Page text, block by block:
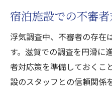
宿泊施設での不審
浮気調査中、不審者の存在
す。滋賀での調査を円滑に
者対応策を準備しておくこ
設のスタッフとの信頼関係